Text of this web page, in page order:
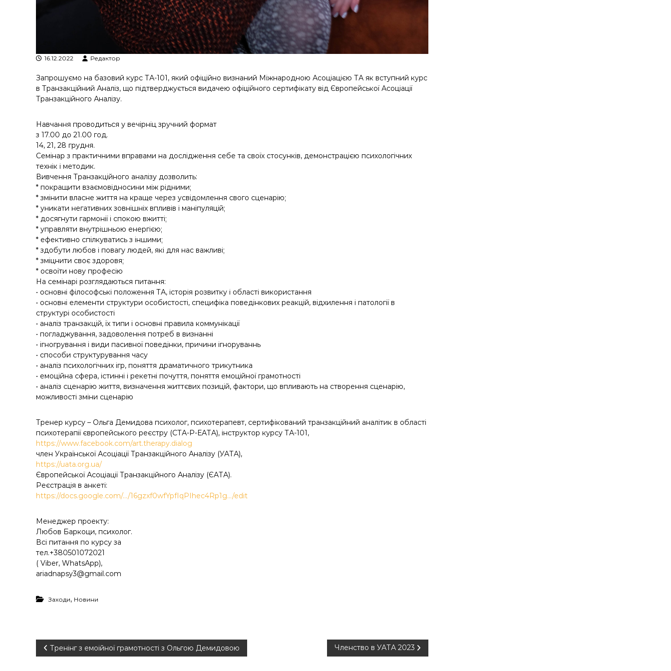
16.12.2022 Редактор
Запрошуємо на базовий курс ТА-101, який офіційно визнаний Міжнародною Асоціацією ТА як вступний курс
в Транзакційний Аналіз, що підтверджується видачею офіційного сертифікату від Європейської Асоціації
Транзакційного Аналізу.
Навчання проводиться у вечірніц зручний формат
з 17.00 до 21.00 год.
14, 21, 28 грудня.
Семінар з практичними вправами на дослідження себе та своїх стосунків, демонстрацією психологічних
технік і методик.
Вивчення Транзакційного аналізу дозволить:
* покращити взаємовідносини між рідними;
* змінити власне життя на краще через усвідомлення свого сценарію;
* уникати негативних зовнішніх впливів і маніпуляцій;
* досягнути гармонії і спокою вжитті;
* управляти внутрішньою енергією;
* ефективно спілкуватись з іншими;
* здобути любов і повагу людей, які для нас важливі;
* зміцнити своє здоровя;
* освоїти нову професію
На семінарі розглядаються питання:
• основні філософські положення ТА, історія розвитку і області використання
• основні елементи структури особистості, специфіка поведінкових реакцій, відхилення і патології в
структурі особистості
• аналіз транзакцій, їх типи і основні правила коммунікації
• погладжування, задоволення потреб в визнанні
• ігногрування і види пасивної поведінки, причини ігноруваннь
• способи структурування часу
• аналіз психологічних ігр, поняття драматичного трикутника
• емоційна сфера, істинні і рекетні почуття, поняття емоційної грамотності
• аналіз сценарію життя, визначення життєвих позицій, фактори, що впливають на створення сценарію,
можливості зміни сценарію
Тренер курсу – Ольга Демидова психолог, психотерапевт, сертифікований транзакційний аналітик в області
психотерапії європейського реєстру (СТА-Р-ЕАТА), інструктор курсу ТА-101,
https://www.facebook.com/art.therapy.dialog
член Української Асоціації Транзакційного Аналізу (УАТА),
https://uata.org.ua/
Європейської Асоціації Транзакційного Аналізу (ЄАТА).
Реєстрація в анкеті:
https://docs.google.com/…/16gzxf0wfYpfIqPIhec4Rp1g…/edit
Менеджер проекту:
Любов Баркоци, психолог.
Всі питання по курсу за
тел.+380501072021
( Viber, WhatsApp),
ariadnapsy3@gmail.com
Заходи, Новини
Н Тренінг з емоійної грамотності з Ольгою Демидовою Членство в УАТА 2023